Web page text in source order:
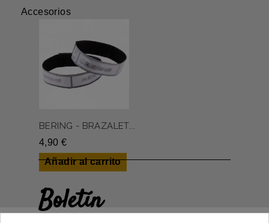
Accesorios
BERING - BRAZALET...
4,90 €
Añadir al carrito
Boletín